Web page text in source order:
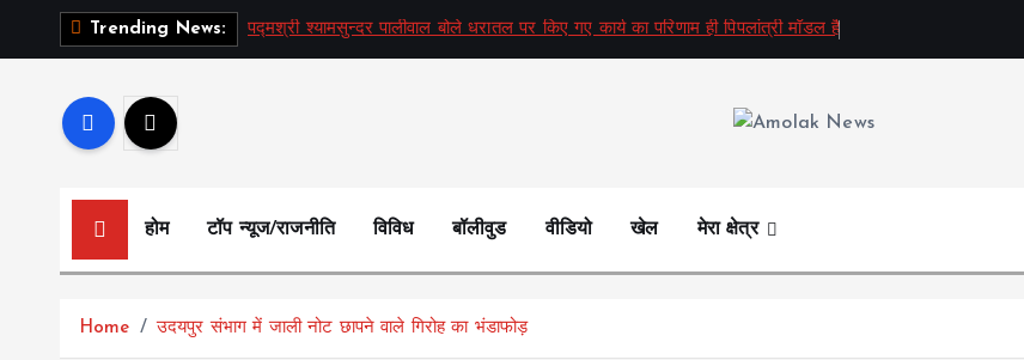
Trending News: पद्मश्री श्यामसुन्दर पालीवाल बोले धरातल पर किए गए कार्य का परिणाम ही पिपलांत्री मॉडल है
होम टॉप न्यूज/राजनीति विविध बॉलीवुड वीडियो खेल मेरा क्षेत्र
Home उदयपुर संभाग में जाली नोट छापने वाले गिरोह का भंडाफोड़